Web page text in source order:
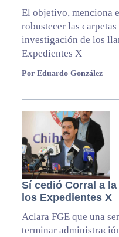
El objetivo, menciona
robustecer las carpetas
investigación de los
Expedientes X
Por Eduardo González
Sí cedió Corral a
los Expedientes X
Aclara FGE que una
terminar